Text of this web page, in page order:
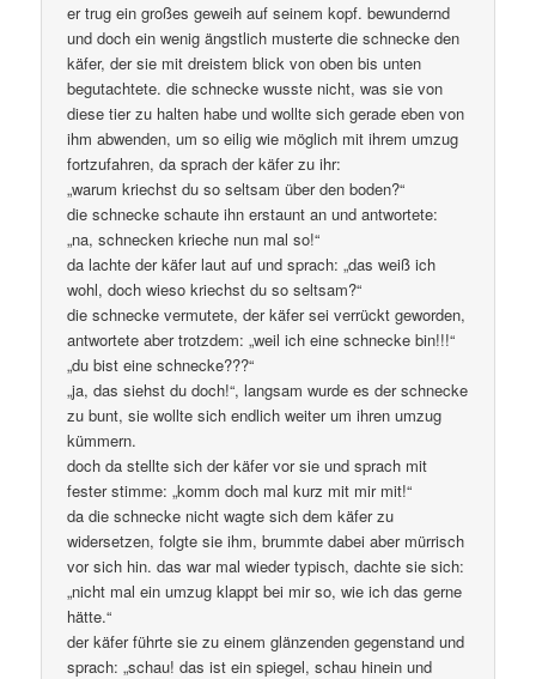
er trug ein großes geweih auf seinem kopf. bewundernd
und doch ein wenig ängstlich musterte die schnecke den
käfer, der sie mit dreistem blick von oben bis unten
begutachtete. die schnecke wusste nicht, was sie von
diese tier zu halten habe und wollte sich gerade eben von
ihm abwenden, um so eilig wie möglich mit ihrem umzug
fortzufahren, da sprach der käfer zu ihr:
„warum kriechst du so seltsam über den boden?“
die schnecke schaute ihn erstaunt an und antwortete:
„na, schnecken krieche nun mal so!“
da lachte der käfer laut auf und sprach: „das weiß ich
wohl, doch wieso kriechst du so seltsam?“
die schnecke vermutete, der käfer sei verrückt geworden,
antwortete aber trotzdem: „weil ich eine schnecke bin!!!“
„du bist eine schnecke???“
„ja, das siehst du doch!“, langsam wurde es der schnecke
zu bunt, sie wollte sich endlich weiter um ihren umzug
kümmern.
doch da stellte sich der käfer vor sie und sprach mit
fester stimme: „komm doch mal kurz mit mir mit!“
da die schnecke nicht wagte sich dem käfer zu
widersetzen, folgte sie ihm, brummte dabei aber mürrisch
vor sich hin. das war mal wieder typisch, dachte sie sich:
„nicht mal ein umzug klappt bei mir so, wie ich das gerne
hätte.“
der käfer führte sie zu einem glänzenden gegenstand und
sprach: „schau! das ist ein spiegel, schau hinein und